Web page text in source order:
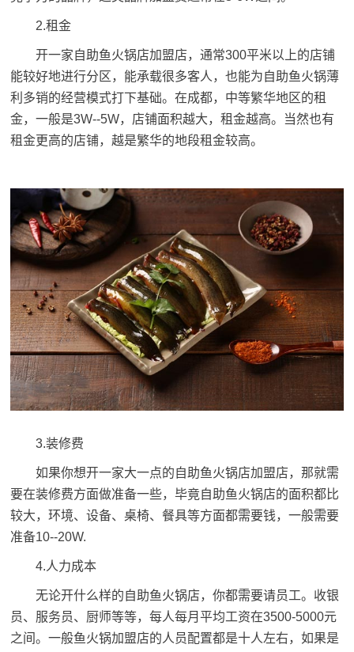
2.租金
开一家自助鱼火锅店加盟店，通常300平米以上的店铺
能较好地进行分区，能承载很多客人，也能为自助鱼火锅薄
利多销的经营模式打下基础。在成都，中等繁华地区的租
金，一般是3W--5W，店铺面积越大，租金越高。当然也有
租金更高的店铺，越是繁华的地段租金较高。
3.装修费
如果你想开一家大一点的自助鱼火锅店加盟店，那就需
要在装修费方面做准备一些，毕竟自助鱼火锅店的面积都比
较大，环境、设备、桌椅、餐具等方面都需要钱，一般需要
准备10--20W.
4.人力成本
无论开什么样的自助鱼火锅店，你都需要请员工。收银
员、服务员、厨师等等，每人每月平均工资在3500-5000元
之间。一般鱼火锅加盟店的人员配置都是十人左右，如果是